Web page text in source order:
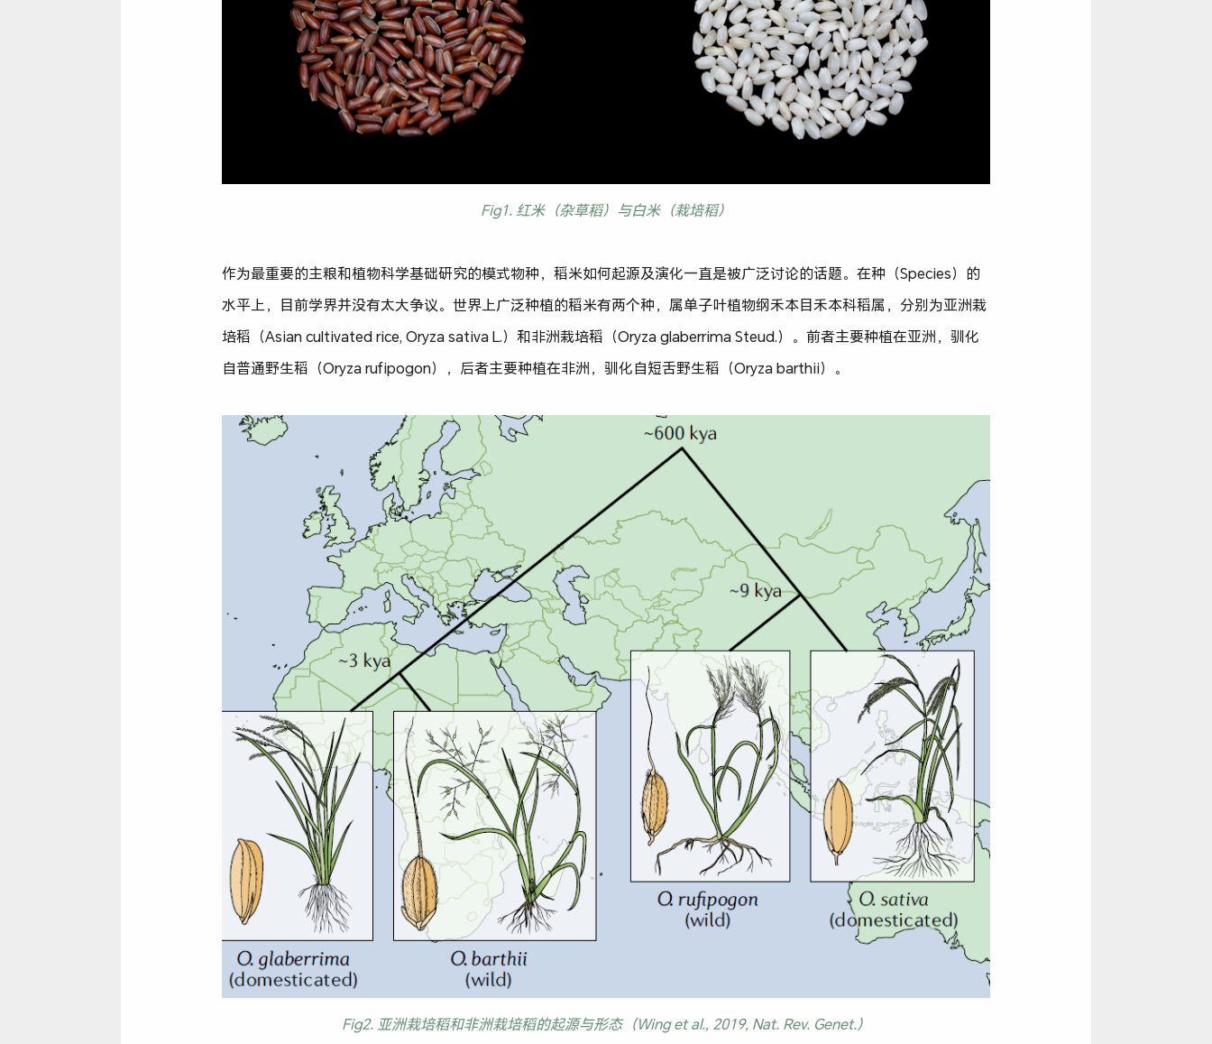
Fig1. 红米（杂草稻）与白米（栽培稻）
作为最重要的主粮和植物科学基础研究的模式物种，稻米如何起源及演化一直是被广泛讨论的话题。在种（Species）的
水平上，目前学界并没有太大争议。世界上广泛种植的稻米有两个种，属单子叶植物纲禾本目禾本科稻属，分别为亚洲栽
培稻（Asian cultivated rice, Oryza sativa L.）和非洲栽培稻（Oryza glaberrima Steud.）。前者主要种植在亚洲，驯化
自普通野生稻（Oryza rufipogon），后者主要种植在非洲，驯化自短舌野生稻（Oryza barthii）。
Fig2. 亚洲栽培稻和非洲栽培稻的起源与形态（Wing et al., 2019, Nat. Rev. Genet.）